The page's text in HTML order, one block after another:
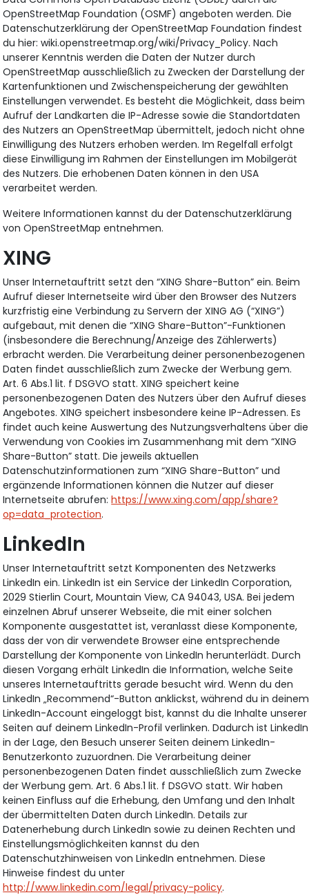
OpenStreetMap Foundation (OSMF) angeboten werden. Die
Datenschutzerklärung der OpenStreetMap Foundation findest
du hier: wiki.openstreetmap.org/wiki/Privacy_Policy. Nach
unserer Kenntnis werden die Daten der Nutzer durch
OpenStreetMap ausschließlich zu Zwecken der Darstellung der
Kartenfunktionen und Zwischenspeicherung der gewählten
Einstellungen verwendet. Es besteht die Möglichkeit, dass beim
Aufruf der Landkarten die IP-Adresse sowie die Standortdaten
des Nutzers an OpenStreetMap übermittelt, jedoch nicht ohne
Einwilligung des Nutzers erhoben werden. Im Regelfall erfolgt
diese Einwilligung im Rahmen der Einstellungen im Mobilgerät
des Nutzers. Die erhobenen Daten können in den USA
verarbeitet werden.
Weitere Informationen kannst du der Datenschutzerklärung
von OpenStreetMap entnehmen.
XING
Unser Internetauftritt setzt den “XING Share-Button” ein. Beim
Aufruf dieser Internetseite wird über den Browser des Nutzers
kurzfristig eine Verbindung zu Servern der XING AG (“XING”)
aufgebaut, mit denen die “XING Share-Button”-Funktionen
(insbesondere die Berechnung/Anzeige des Zählerwerts)
erbracht werden. Die Verarbeitung deiner personenbezogenen
Daten findet ausschließlich zum Zwecke der Werbung gem.
Art. 6 Abs.1 lit. f DSGVO statt. XING speichert keine
personenbezogenen Daten des Nutzers über den Aufruf dieses
Angebotes. XING speichert insbesondere keine IP-Adressen. Es
findet auch keine Auswertung des Nutzungsverhaltens über die
Verwendung von Cookies im Zusammenhang mit dem “XING
Share-Button” statt. Die jeweils aktuellen
Datenschutzinformationen zum “XING Share-Button” und
ergänzende Informationen können die Nutzer auf dieser
Internetseite abrufen:https://www.xing.com/app/share?
op=data_protection.
LinkedIn
Unser Internetauftritt setzt Komponenten des Netzwerks
LinkedIn ein. LinkedIn ist ein Service der LinkedIn Corporation,
2029 Stierlin Court, Mountain View, CA 94043, USA. Bei jedem
einzelnen Abruf unserer Webseite, die mit einer solchen
Komponente ausgestattet ist, veranlasst diese Komponente,
dass der von dir verwendete Browser eine entsprechende
Darstellung der Komponente von LinkedIn herunterlädt. Durch
diesen Vorgang erhält LinkedIn die Information, welche Seite
unseres Internetauftritts gerade besucht wird. Wenn du den
LinkedIn „Recommend“-Button anklickst, während du in deinem
LinkedIn-Account eingeloggt bist, kannst du die Inhalte unserer
Seiten auf deinem LinkedIn-Profil verlinken. Dadurch ist LinkedIn
in der Lage, den Besuch unserer Seiten deinem LinkedIn-
Benutzerkonto zuzuordnen. Die Verarbeitung deiner
personenbezogenen Daten findet ausschließlich zum Zwecke
der Werbung gem. Art. 6 Abs.1 lit. f DSGVO statt. Wir haben
keinen Einfluss auf die Erhebung, den Umfang und den Inhalt
der übermittelten Daten durch LinkedIn. Details zur
Datenerhebung durch LinkedIn sowie zu deinen Rechten und
Einstellungsmöglichkeiten kannst du den
Datenschutzhinweisen von LinkedIn entnehmen. Diese
Hinweise findest du unter
http://www.linkedin.com/legal/privacy-policy.